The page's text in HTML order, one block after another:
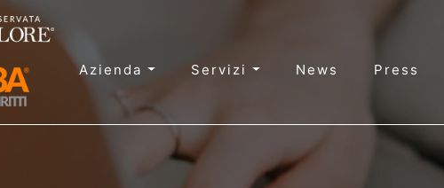
Azienda Servizi News Press